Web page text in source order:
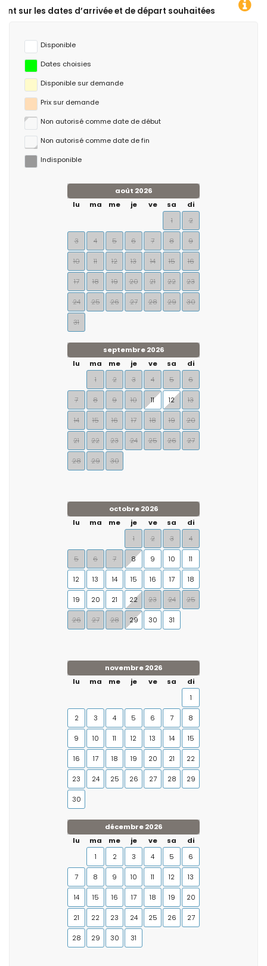
et de départ souhaitées !
Disponible
Dates choisies
Disponible sur demande
Prix ​​sur demande
Non autorisé comme date de début
Non autorisé comme date de fin
Indisponible
août 2026
lu
ma me je ve sa
di
1
2
3 4 5 6 7 8 9
10 11 12 13 14 15 16
17 18 19 20 21 22 23
24 25 26 27 28 29 30
31
septembre 2026
lu
ma me je ve sa
di
1
2 3 4 5 6
7 8 9 10 11 12 13
14 15 16 17 18 19 20
21 22 23 24 25 26 27
28 29 30
octobre 2026
lu
ma me je ve sa
di
1
2 3 4
5 6 7 8 9 10 11
12 13 14 15 16 17 18
19 20 21 22 23 24 25
26 27 28 29 30 31
novembre 2026
lu
ma me je ve sa
di
1
2 3 4 5 6 7 8
9 10 11 12 13 14 15
16 17 18 19 20 21 22
23 24 25 26 27 28 29
30
décembre 2026
lu
ma me je ve sa
di
1
2 3 4 5 6
7 8 9 10 11 12 13
14 15 16 17 18 19 20
21 22 23 24 25 26 27
28 29 30 31